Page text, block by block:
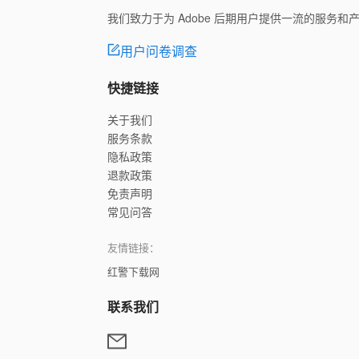
我们致力于为 Adobe 后期用户提供一流的服务和
用户问卷调查
快捷链接
关于我们
服务条款
隐私政策
退款政策
免责声明
常见问答
友情链接：
红警下载网
联系我们